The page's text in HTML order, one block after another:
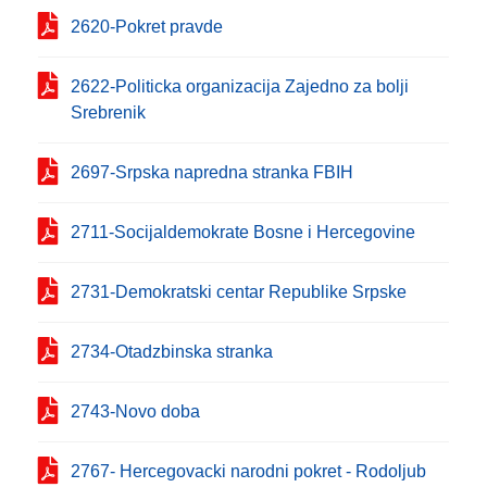
2620-Pokret pravde
2622-Politicka organizacija Zajedno za bolji
Srebrenik
2697-Srpska napredna stranka FBIH
2711-Socijaldemokrate Bosne i Hercegovine
2731-Demokratski centar Republike Srpske
2734-Otadzbinska stranka
2743-Novo doba
2767- Hercegovacki narodni pokret - Rodoljub